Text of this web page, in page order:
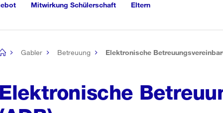
Mitwirkung Schülerschaft Eltern
Gabler Betreuung Elektronische
Elektronische